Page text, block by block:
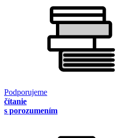
Podporujeme
čítanie
s porozumením